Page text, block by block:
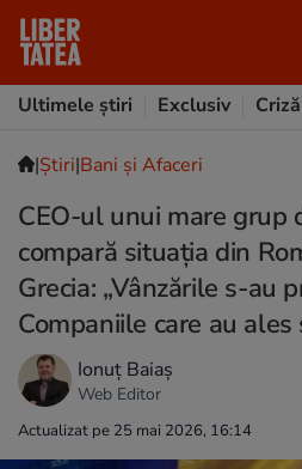
Ultimele știri
Exclusiv
|Ştiri|Bani și Afaceri
CEO-ul unui mare grup
compară situația din
Grecia: „Vânzările s-au
Companiile care au
Ionuț Baiaș
Web Editor
Actualizat pe 25 mai 2026, 16:14